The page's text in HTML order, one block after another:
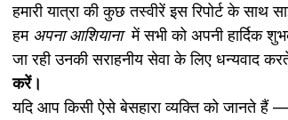
हमारी यात्रा की कुछ तस्वीरें इस रिपोर्ट के साथ
हम अपना आशियाना में सभी को अपनी हार्दिक
जा रही उनकी सराहनीय सेवा के लिए धन्यवाद
करें।
यदि आप किसी ऐसे बेसहारा व्यक्ति को जानते हैं —